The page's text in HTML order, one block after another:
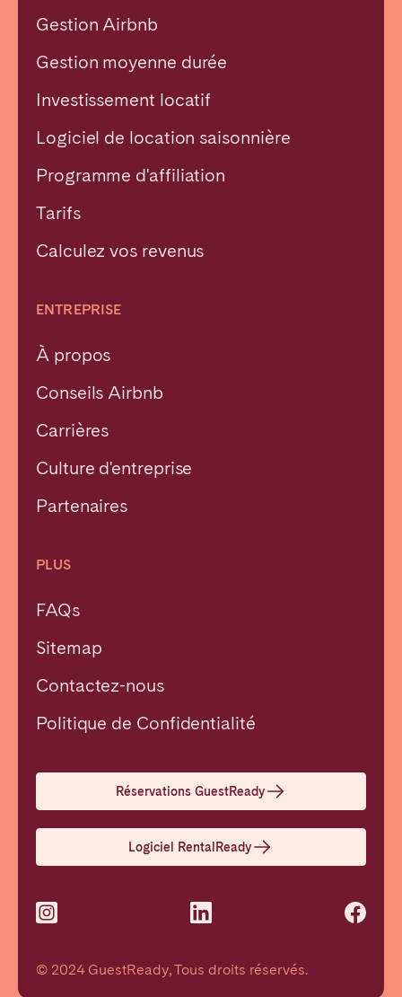
© 2024 GuestReady, Tous droits réservés.
Gestion Airbnb
Gestion moyenne durée
Investissement locatif
Logiciel de location saisonnière
Programme d'affiliation
Tarifs
Calculez vos revenus
ENTREPRISE
À propos
Conseils Airbnb
Carrières
Culture d'entreprise
Partenaires
PLUS
FAQs
Sitemap
Contactez-nous
Politique de Confidentialité
Réservations GuestReady
Logiciel RentalReady
Choisir la langue
English
Português